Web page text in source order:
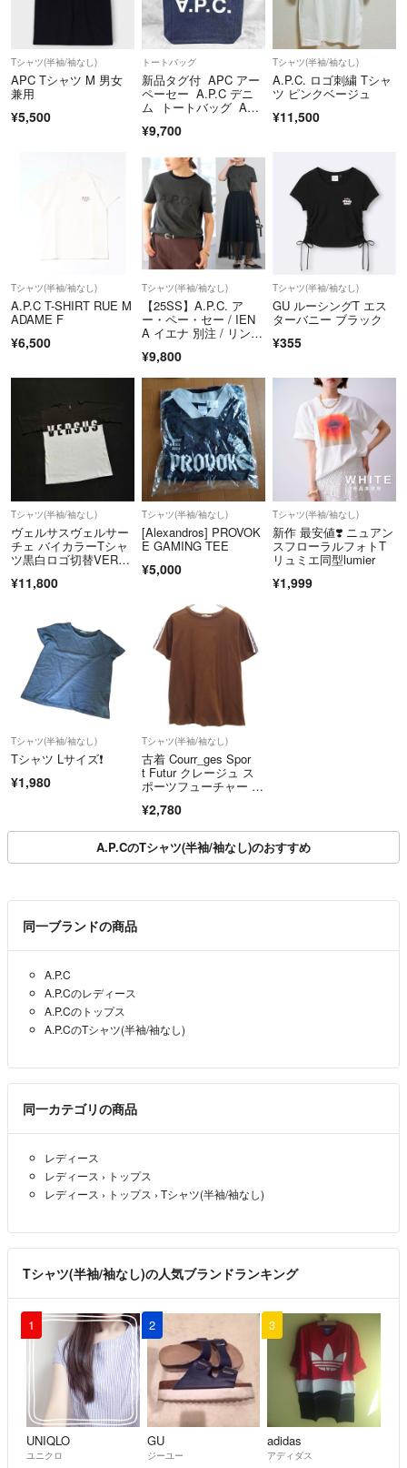
Tシャツ(半袖/袖なし)
APC Tシャツ M 男女
兼用
¥5,500
トートバッグ
新品タグ付 APC アー
ペーセー A.P.C デニ
ム トートバッグ A4
¥9,700
Tシャツ(半袖/袖なし)
A.P.C. ロゴ刺繍 Tシャ
ツ ピンクベージュ
¥11,500
Tシャツ(半袖/袖なし)
A.P.C T-SHIRT RUE M
ADAME F
¥6,500
Tシャツ(半袖/袖なし)
【25SS】A.P.C. ア
ー・ペー・セー / IEN
A イエナ 別注 / リンガ
¥9,800
Tシャツ(半袖/袖なし)
GU ルーシングT エス
ターバニー ブラック
¥355
Tシャツ(半袖/袖なし)
ヴェルサスヴェルサー
チェ バイカラーTシャ
ツ黒白ロゴ切替VERS
¥11,800
Tシャツ(半袖/袖なし)
[Alexandros] PROVOK
E GAMING TEE
¥5,000
Tシャツ(半袖/袖なし)
新作 最安値❣️ ニュアン
スフローラルフォトT
リュミエ同型lumier
¥1,999
Tシャツ(半袖/袖なし)
Tシャツ Lサイズ❗️
¥1,980
Tシャツ(半袖/袖なし)
古着 Courr_ges Spor
t Futur クレージュ ス
ポーツフューチャー 日
1 ブラウン レディース
¥2,780
A.P.CのTシャツ(半袖/袖なし)のおすすめ
同一ブランドの商品
A.P.C
A.P.Cのレディース
A.P.Cのトップス
A.P.CのTシャツ(半袖/袖なし)
同一カテゴリの商品
レディース
レディース › トップス
レディース › トップス › Tシャツ(半袖/袖なし)
Tシャツ(半袖/袖なし)の人気ブランドランキング
1
UNIQLO
ユニクロ
2
GU
ジーユー
3
adidas
アディダス